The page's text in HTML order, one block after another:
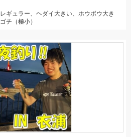
ギュラー、ヘダイ大きい、ホウボウ大き
チ（極小）